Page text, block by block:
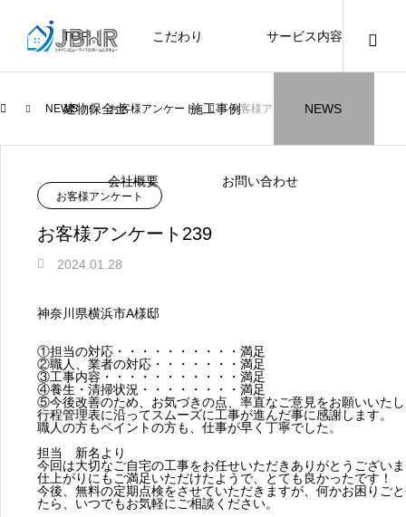
TOP こだわり サービス内容
建物保全士 施工事例 NEWS
会社概要 お問い合わせ
になります。
ニュース ブログ
お盆に伴う休業のお知らせ
2026.07.30
髪型自由
川崎市でリノベーションを検討する方
へ｜後悔しない計画の立て方と相談先
の選び方
2026.07.01
NEW
2021.04.25
お客様アンケート405
2026.01.25
NEW
藤沢市でリノベーションを検討する方
へ｜費用・進め方・会社選びのポイン
2026.08.01
川崎市でリノベーションを検討する方
へ｜後悔しない計画の立て方と相談先
の選び方
2026.07.01
NEW
2021.04.25
クーリング・オフ手続きのお知らせ
2024.04.26
NEWS お客様アンケート お客様アンケート239
お客様アンケート
お客様アンケート239
2024.01.28
神奈川県横浜市A様邸
①担当の対応・・・・・・・・・・満足
②職人、業者の対応・・・・・・・満足
③工事内容・・・・・・・・・・・満足
④養生・清掃状況・・・・・・・・満足
⑤今後改善のため、お気づきの点、率直なご意見をお願いいた
行程管理表に沿ってスムーズに工事が進んだ事に感謝します。
職人の方もペイントの方も、仕事が早く丁寧でした。
担当 新名より
今回は大切なご自宅の工事をお任せいただきありがとうござい
仕上がりにもご満足いただけたようで、とても良かったです！
今後、無料の定期点検をさせていただきますが、何かお困りご
たら、いつでもお気軽にご相談ください。